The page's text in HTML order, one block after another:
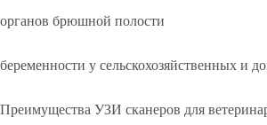
органов брюшной полости
беременности у сельскохозяйственных и
Преимущества УЗИ сканеров для